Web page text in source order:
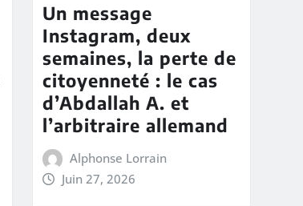
Un message
Instagram, deux
semaines, la perte de
citoyenneté : le cas
d’Abdallah A. et
l’arbitraire allemand
Alphonse Lorrain
Juin 27, 2026